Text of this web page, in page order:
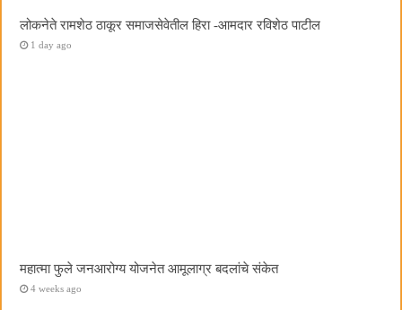
लोकनेते रामशेठ ठाकूर समाजसेवेतील हिरा -आमदार रविशेठ पाटील
1 day ago
महात्मा फुले जनआरोग्य योजनेत आमूलाग्र बदलांचे संकेत
4 weeks ago